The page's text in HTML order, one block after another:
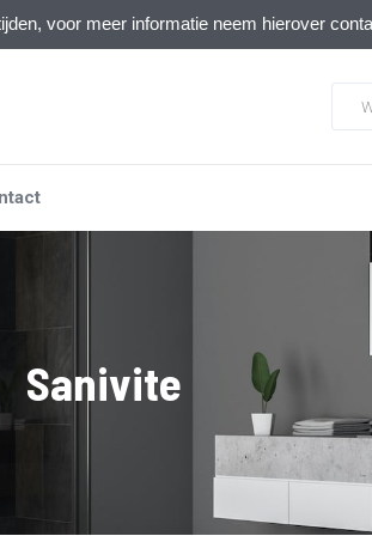
voor meer informatie neem hierover
Sanivite